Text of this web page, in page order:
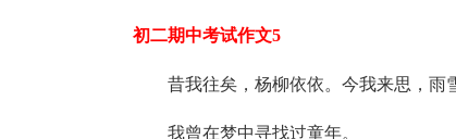
初二期中考试作文5
昔我往矣，杨柳依依。今我来思，雨
我曾在梦中寻找过童年。